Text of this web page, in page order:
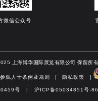
微信公众号
上海博华国际展览有限公司 保留所有
参观人士条例及规则 隐私政策
号 | 沪ICP备05034851号-86